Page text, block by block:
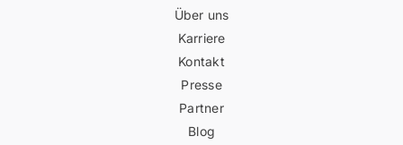
Über uns
Karriere
Kontakt
Presse
Partner
Blog